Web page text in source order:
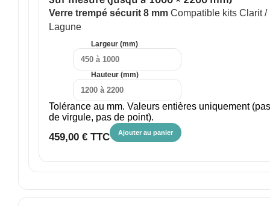
Verre trempé sécurit 8 mm Compatible kits Clarit /
Lagune
Largeur (mm)
Hauteur (mm)
Tolérance au mm. Valeurs entières uniquement (pas
de virgule, pas de point).
459,00 € TTC Ajouter au panier